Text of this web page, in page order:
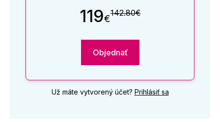
119€142.80€
Objednať
Už máte vytvorený účet? Prihlásiť sa